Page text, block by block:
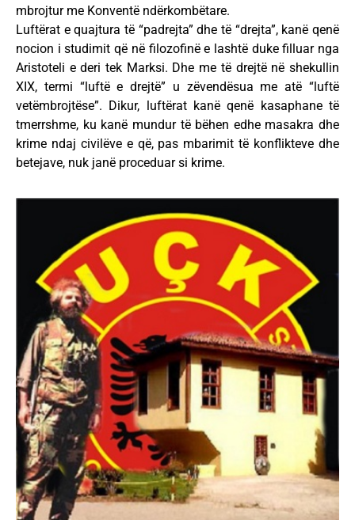
mbrojtur me Konventë ndërkombëtare.
Luftërat e quajtura të “padrejta” dhe të “drejta”, kanë qenë
nocion i studimit që në filozofinë e lashtë duke filluar nga
Aristoteli e deri tek Marksi. Dhe me të drejtë në shekullin
XIX, termi “luftë e drejtë” u zëvendësua me atë “luftë
vetëmbrojtëse”. Dikur, luftërat kanë qenë kasaphane të
tmerrshme, ku kanë mundur të bëhen edhe masakra dhe
krime ndaj civilëve e që, pas mbarimit të konflikteve dhe
betejave, nuk janë proceduar si krime.